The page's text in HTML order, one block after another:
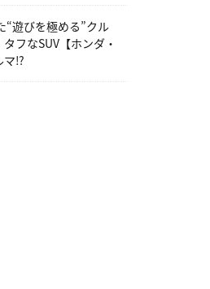
“遊びを極める”クル
フなSUV【ホンダ・
マ⁉︎